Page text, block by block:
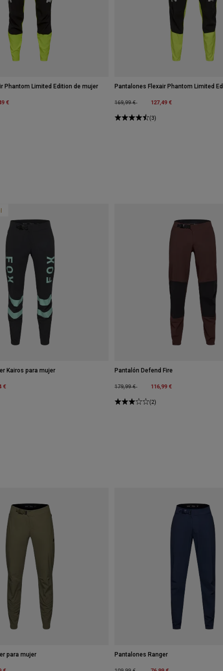
Phantom Limited Edition de mujer
€
Pantalones Flexair Phantom Limited
Price reduced from
169,99 €to 127,49 €
(3)
Kairos para mujer
€
Pantalón Defend Fire
Price reduced from
179,99 €to 116,99 €
(2)
para mujer Pantalones Ranger
Price reduced from